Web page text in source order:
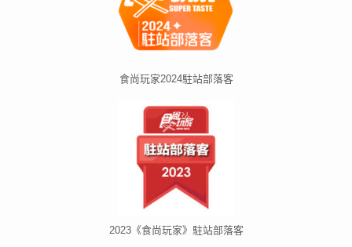
食尚玩家2024駐站部落客
2023《食尚玩家》駐站部落客